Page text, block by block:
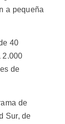
a pequeña
40
2.000
de
de
Sur, de